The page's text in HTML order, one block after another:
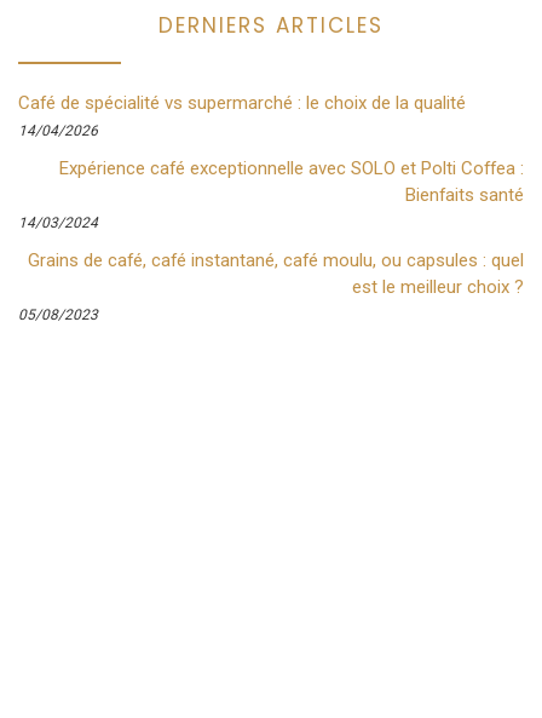
DERNIERS ARTICLES
Café de spécialité vs supermarché : le choix de la qualité
14/04/2026
Expérience café exceptionnelle avec SOLO et Polti Coffea :
Bienfaits santé
14/03/2024
Grains de café, café instantané, café moulu, ou capsules : quel
est le meilleur choix ?
05/08/2023